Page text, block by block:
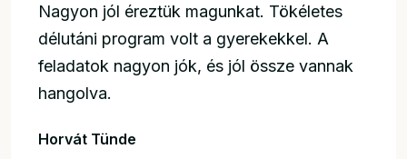
Nagyon jól éreztük magunkat. Tökéletes
délutáni program volt a gyerekekkel. A
feladatok nagyon jók, és jól össze vannak
hangolva.
Horvát Tünde